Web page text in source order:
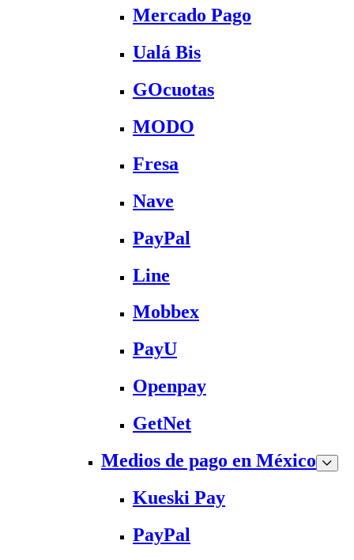
Mercado Pago
Ualá Bis
GOcuotas
MODO
Fresa
Nave
PayPal
Line
Mobbex
PayU
Openpay
GetNet
Medios de pago en México
Kueski Pay
PayPal